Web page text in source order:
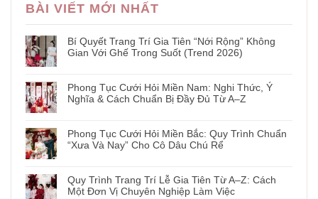
BÀI VIẾT MỚI NHẤT
Bí Quyết Trang Trí Gia Tiên “Nới Rộng” Không
Gian Với Ghế Trong Suốt (Trend 2026)
Phong Tục Cưới Hỏi Miền Nam: Nghi Thức, Ý
Nghĩa & Cách Chuẩn Bị Đầy Đủ Từ A–Z
Phong Tục Cưới Hỏi Miền Bắc: Quy Trình Chuẩn
“Xưa Và Nay” Cho Cô Dâu Chú Rể
Quy Trình Trang Trí Lễ Gia Tiên Từ A–Z: Cách
Một Đơn Vị Chuyên Nghiệp Làm Việc